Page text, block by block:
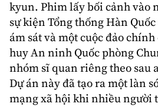
kyun. Phim lấy bối cảnh vào
sự kiện Tổng thống Hàn
ám sát và một cuộc đảo
huy An ninh Quốc phòng
nhóm sĩ quan riêng theo sau
Dự án này đã tạo ra một làn
mạng xã hội khi nhiều người